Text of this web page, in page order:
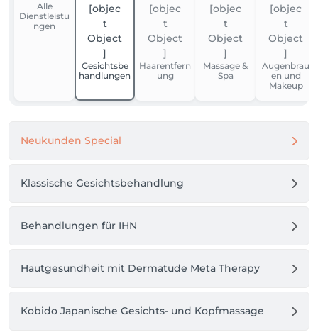
Alle
Dienstleistu
ngen
Gesichtsbe
handlungen
Haarentfern
ung
Massage &
Spa
Augenbrau
en und
Makeup
Neukunden Special
Klassische Gesichtsbehandlung
Behandlungen für IHN
Hautgesundheit mit Dermatude Meta Therapy
Kobido Japanische Gesichts- und Kopfmassage